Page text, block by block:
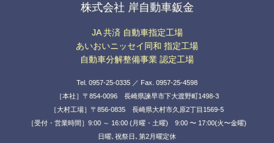
株式会社 岸自動車鈑金
JA 共済 自動車指定工場
あいおいニッセイ同和 指定工場
自動車分解整備事業 認定工場
Tel. 0957-25-0335 ／ Fax. 0957-25-4598
［本社］〒854-0096 長崎県諫早市下大渡野町1498-3
［大村工場］〒856-0835 長崎県大村市久原2丁目1569-5
［受付・営業時間］9:00 ～ 16:00 (月曜・土曜) 9:00 〜 17:00(火〜金曜)
日曜､祝祭日､第2月曜定休